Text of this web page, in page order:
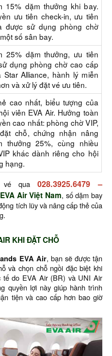
15% dặm thưởng khi bay.
ưu tiên check-in, ưu tiên
được sử dụng phòng chờ
số sân bay.
25% dặm thưởng, ưu tiên
dụng phòng chờ cao cấp
Star Alliance, hành lý miễn
và xử lý đặt vé ưu tiên.
cao nhất, biểu tượng của
viên EVA Air. Hưởng toàn
cao nhất: phòng chờ VIP,
chỗ, chứng nhận nâng
thưởng 25%, cùng nhiều
khác dành riêng cho hội
hạng.
qua028.3925.6479 –
Air Việt Nam, số dặm bay
tích lũy và nâng cấp thẻ của
KHI ĐẶT CHỖ
EVA Air, bạn sẽ được tận
và chọn chỗ ngồi đặc biệt khi
tế do EVA Air (BR) và UNI Air
quyền lợi này giúp hành trình
tiện và cao cấp hơn bao giờ